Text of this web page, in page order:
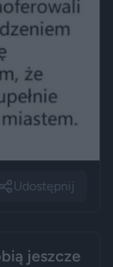
Udostępnij
jeszcze